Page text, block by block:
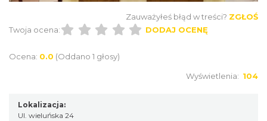
Zauważyłeś błąd w treści? ZGŁOŚ
Twoja ocena:
DODAJ OCENĘ
Ocena: 0.0 (Oddano 1 głosy)
Wyświetlenia: 104
Lokalizacja:
Ul. wieluńska 24